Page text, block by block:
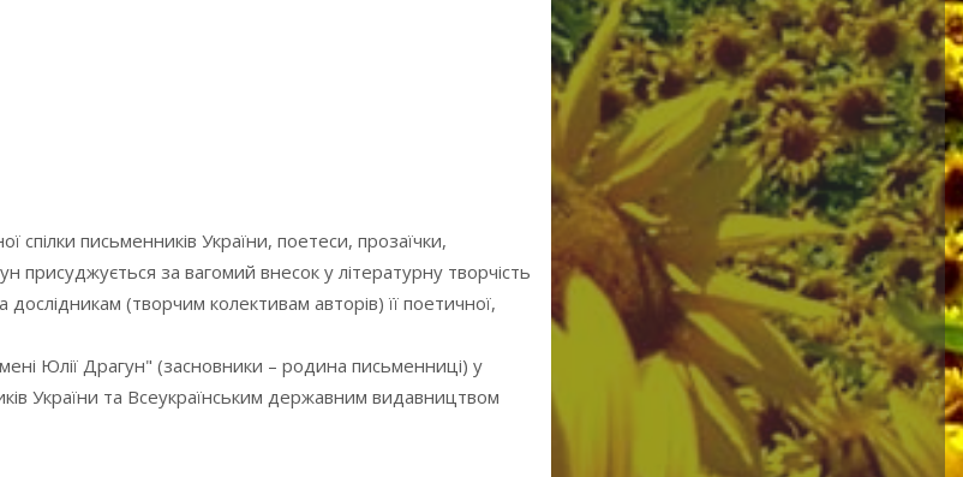
спілки письменників України, поетеси, прозаїчки,
присуджується за вагомий внесок у літературну творчіcть
(творчим колективам авторів) її поетичної,
Юлії Драгун" (засновники – родина письменниці) у
України та Всеукраїнським державним видавництвом